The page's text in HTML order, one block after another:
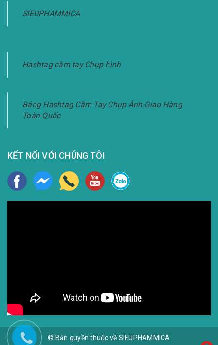
SIEUPHAMMICA
Hashtag cầm tay Chụp hình
Bảng Hashtag Cầm Tay Chụp Ảnh-Giao Hàng
Toàn Quốc
KẾT NỐI VỚI CHÚNG TÔI
© Bản quyền thuộc về SIEUPHAMMICA